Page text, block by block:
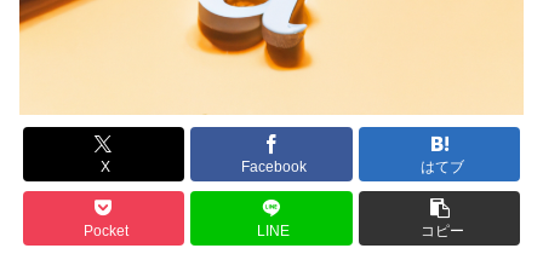
X Facebook はてブ
Pocket LINE コピー